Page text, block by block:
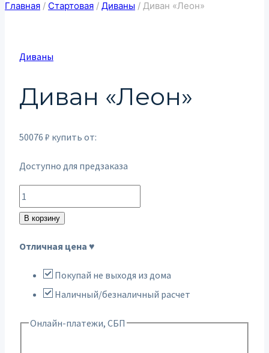
Главная / Стартовая / Диваны / Диван «Леон»
Диваны
Диван «Леон»
50076 ₽ купить от:
Доступно для предзаказа
Количество
товара
"Леон"
В корзину
Отличная цена ♥
Покупай не выходя из дома
Наличный/безналичный расчет
Онлайн-платежи, СБП